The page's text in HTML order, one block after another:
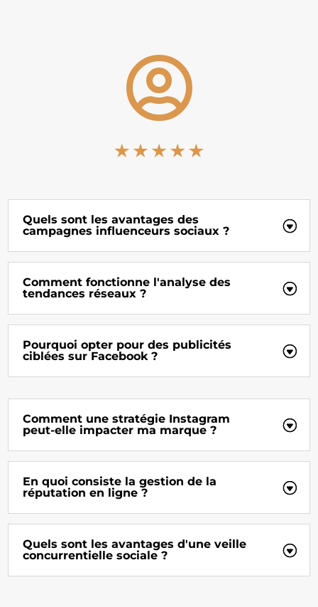

Quels sont les avantages des
campagnes influenceurs sociaux ?
Comment fonctionne l'analyse des
tendances réseaux ?
Pourquoi opter pour des publicités
ciblées sur Facebook ?
Comment une stratégie Instagram
peut-elle impacter ma marque ?
En quoi consiste la gestion de la
réputation en ligne ?
Quels sont les avantages d'une veille
concurrentielle sociale ?